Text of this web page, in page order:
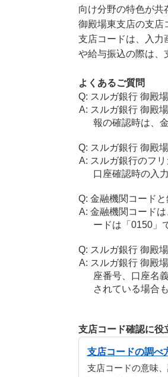
向け分野の特色が共
御殿場東支店の支店
支店コードは、入力
や給与振込の際は、
よくあるご質問
スルガ銀行 御殿
スルガ銀行 御殿
報の確認時は、
スルガ銀行 御殿
スルガ銀行のフ
口座確認時の入
金融機関コード
金融機関コード
ードは「0150」
スルガ銀行 御殿
スルガ銀行 御殿
座番号、口座名
されている場合
支店コード確認に役
支店コードの調べ
支店コードの意味